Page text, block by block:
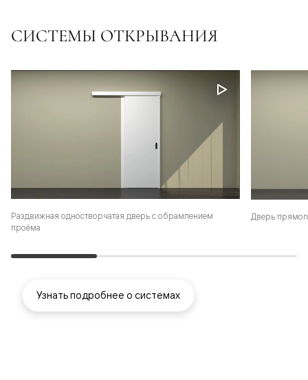
СИСТЕМЫ ОТКРЫВАНИЯ
Раздвижная одностворчатая дверь с обрамлением
проёма
Дверь
Узнать подробнее о системах